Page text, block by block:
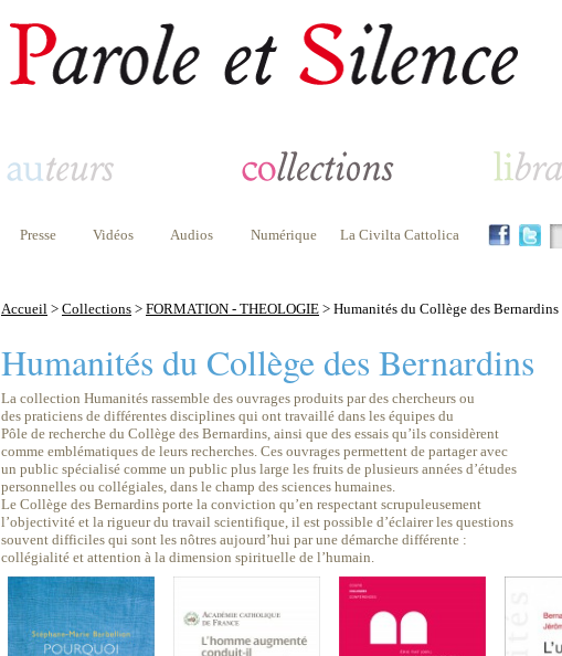
Presse Vidéos Audios Numérique La Civilta Cattolica
Accueil > Collections > FORMATION - THEOLOGIE > Humanités du Collège des Bernardins
Humanités du Collège des Bernardins
La collection Humanités rassemble des ouvrages produits par des chercheurs ou
des praticiens de différentes disciplines qui ont travaillé dans les équipes du
Pôle de recherche du Collège des Bernardins, ainsi que des essais qu’ils considèrent
comme emblématiques de leurs recherches. Ces ouvrages permettent de partager avec
un public spécialisé comme un public plus large les fruits de plusieurs années d’études
personnelles ou collégiales, dans le champ des sciences humaines.
Le Collège des Bernardins porte la conviction qu’en respectant scrupuleusement
l’objectivité et la rigueur du travail scientifique, il est possible d’éclairer les questions
souvent difficiles qui sont les nôtres aujourd’hui par une démarche différente :
collégialité et attention à la dimension spirituelle de l’humain.